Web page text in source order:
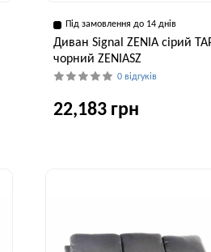
Під замовлення до 14 днів
Диван Signal ZENIA сірий
чорний ZENIASZ
0 відгуків
22,183 грн